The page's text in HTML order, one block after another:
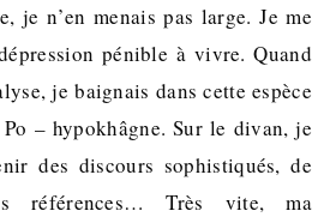
je n’en menais pas large. Je me
pénible à vivre. Quand
je baignais dans cette espèce
– hypokhâgne. Sur le divan, je
des discours sophistiqués, de
références… Très vite, ma